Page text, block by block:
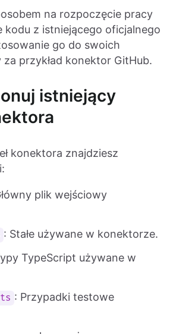
na rozpoczęcie pracy
kodu z istniejącego oficjalnego
go do swoich
przykład konektor GitHub.
istniejący
konektora znajdziesz
plik wejściowy
: Stałe używane w konektorze.
TypeScript używane w
: Przypadki testowe